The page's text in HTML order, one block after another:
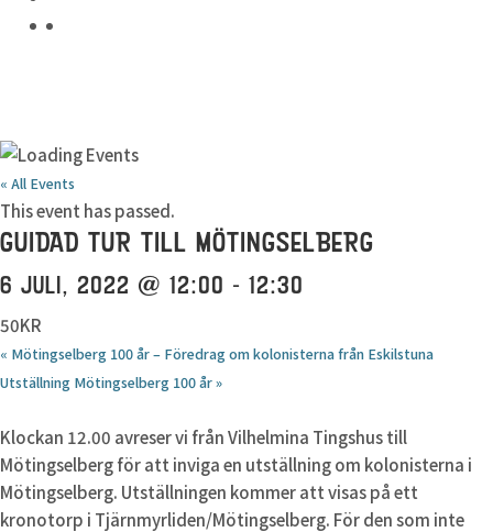
« All Events
This event has passed.
GUIDAD TUR TILL MÖTINGSELBERG
6 JULI, 2022 @ 12:00 - 12:30
50KR
« Mötingselberg 100 år – Föredrag om kolonisterna från Eskilstuna
Utställning Mötingselberg 100 år»
Klockan 12.00 avreser vi från Vilhelmina Tingshus till
Mötingselberg för att inviga en utställning om kolonisterna i
Mötingselberg. Utställningen kommer att visas på ett
kronotorp i Tjärnmyrliden/Mötingselberg. För den som inte